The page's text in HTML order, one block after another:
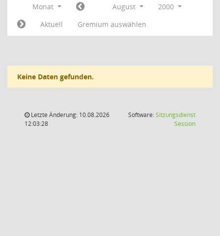
Monat August
2000
Aktuell
Gremium auswählen
Keine Daten gefunden.
Letzte Änderung: 10.08.2026
12:03:28
Software:Sitzungsdienst
Session(Wird in